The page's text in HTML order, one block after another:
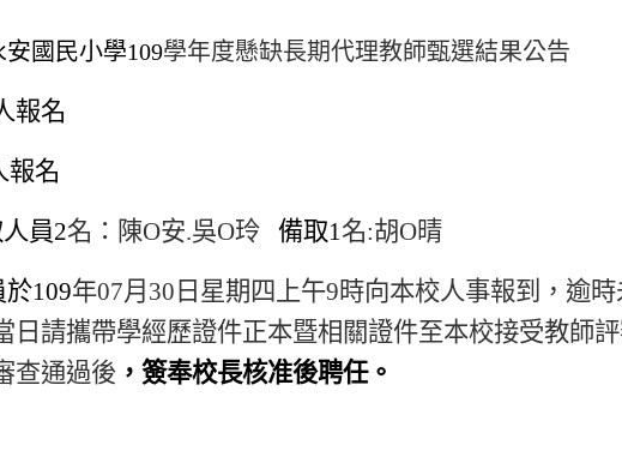
國民小學109學年度懸缺長期代理教師甄選結果公告
報名
報名
員2名：陳O安.吳O玲 備取1名:胡O晴
於109年07月 30 日星期四上午9時向本校人事報到，逾
日請攜帶學經歷證件正本暨相關證件至本校接受教師
查通過後 ，簽奉校長核准後聘任。